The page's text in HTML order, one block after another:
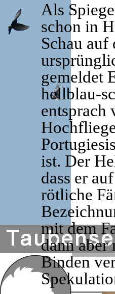
Als
schon in
Schau
gemeldet
hellblau-
entsprach
ist. Der
dass er
rötliche
mit dem
dann aber
Binden